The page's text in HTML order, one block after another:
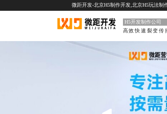
微距开发-北京H5制作开发,北京H5玩法制
H5开发制作公司
高效快速裂变传